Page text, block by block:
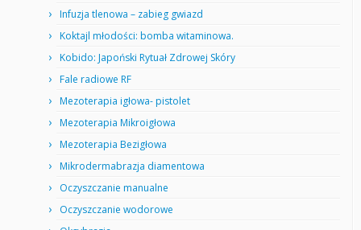
Infuzja tlenowa – zabieg gwiazd
Koktajl młodości: bomba witaminowa.
Kobido: Japoński Rytuał Zdrowej Skóry
Fale radiowe RF
Mezoterapia igłowa- pistolet
Mezoterapia Mikroigłowa
Mezoterapia Bezigłowa
Mikrodermabrazja diamentowa
Oczyszczanie manualne
Oczyszczanie wodorowe